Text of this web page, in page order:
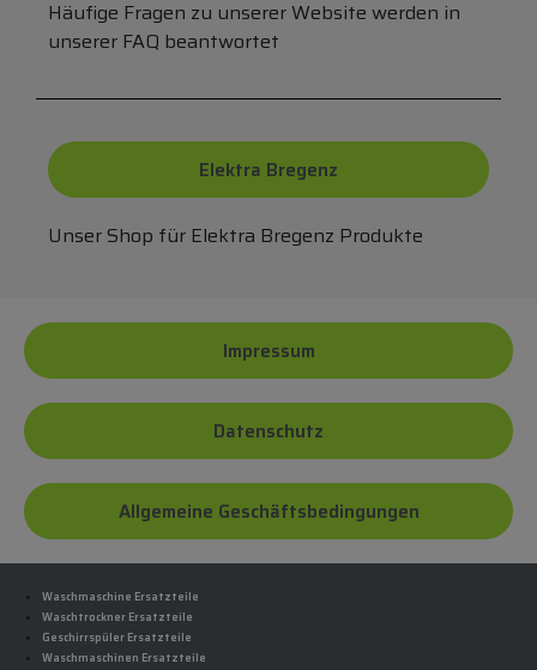
Häufige Fragen zu unserer Website werden in
unserer FAQ beantwortet
Elektra Bregenz
Unser Shop für Elektra Bregenz Produkte
Impressum
Datenschutz
Allgemeine Geschäftsbedingungen
Waschmaschine Ersatzteile
Waschtrockner Ersatzteile
Geschirrspüler Ersatzteile
Waschmaschinen Ersatzteile